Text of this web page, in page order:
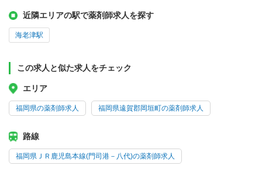
近隣エリアの駅で薬剤師求人を探す
海老津駅
この求人と似た求人をチェック
エリア
福岡県の薬剤師求人 福岡県遠賀郡岡垣町の薬剤師求人
路線
福岡県ＪＲ鹿児島本線(門司港－八代)の薬剤師求人